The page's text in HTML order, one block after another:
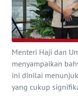
Menteri Haji dan
menyampaikan
ini dinilai
yang cukup
SERBA-SERBI
PENDIDIKAN
OLAHRAGA